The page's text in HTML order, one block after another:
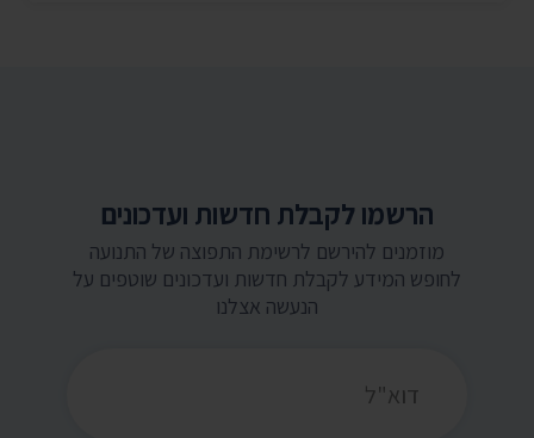
הרשמו לקבלת חדשות ועדכונים
מוזמנים להירשם לרשימת התפוצה של התנועה
לחופש המידע לקבלת חדשות ועדכונים שוטפים על
הנעשה אצלנו